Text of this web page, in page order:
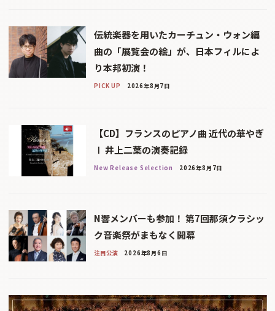
伝統楽器を用いたカーチュン・ウォン編
曲の「展覧会の絵」が、日本フィルによ
り本邦初演！
PICK UP 2026年8月7日
【CD】フランスのピアノ曲 近代の華やぎ
Ⅰ 井上二葉の演奏記録
New Release Selection 2026年8月7日
N響メンバーも参加！ 第7回那須クラシッ
ク音楽祭がまもなく開幕
注目公演 2026年8月6日